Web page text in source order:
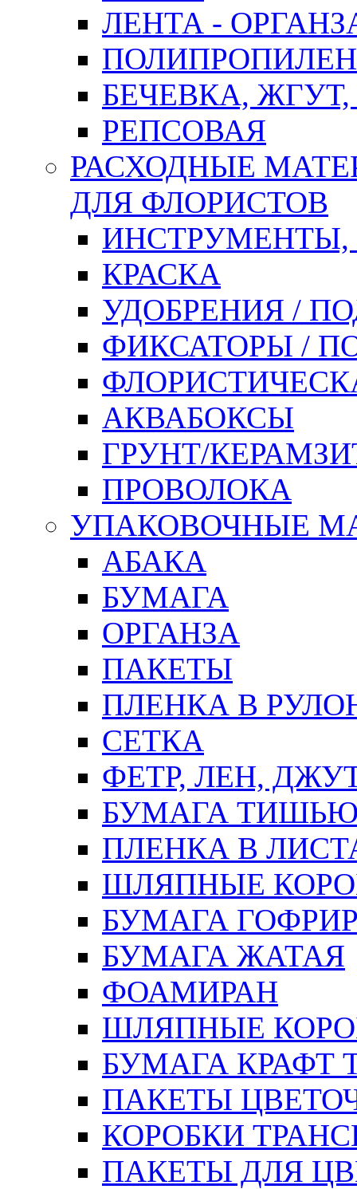
ЛЕНТА -
БЕЧЕВКА,
РЕПСОВАЯ
РАСХОДНЫЕ
ДЛЯ ФЛОРИСТОВ
ИНСТРУМЕНТЫ,
КРАСКА
УДОБРЕНИЯ /
ФИКСАТОРЫ /
АКВАБОКСЫ
ГРУНТ/
ПРОВОЛОКА
УПАКОВОЧНЫЕ
АБАКА
БУМАГА
ОРГАНЗА
ПАКЕТЫ
ПЛЕНКА В
СЕТКА
ФЕТР, ЛЕН,
БУМАГА
ПЛЕНКА В
ШЛЯПНЫЕ
БУМАГА
БУМАГА ЖАТАЯ
ФОАМИРАН
ШЛЯПНЫЕ
БУМАГА КРАФТ
ПАКЕТЫ
КОРОБКИ
ПАКЕТЫ ДЛЯ